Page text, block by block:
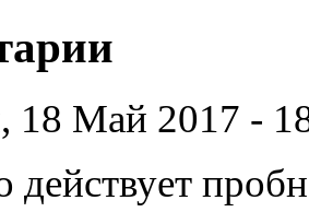
18 Май 2017 -
действует